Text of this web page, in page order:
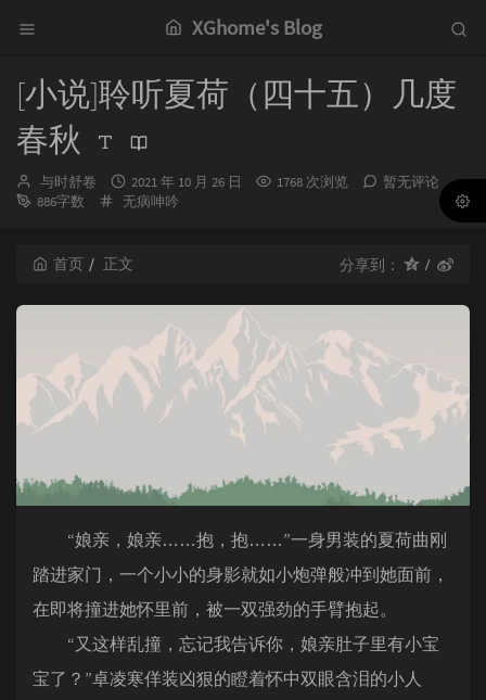
XGhome's Blog
[小说]聆听夏荷（四十五）几度
春秋
博
主：
与时舒卷
发
布
2021 年 10 月 26 日 1768 次浏览
暂无评论
886字数
分
无病呻吟
首页 正文 分享到：
“娘亲，娘亲……抱，抱……”一身男装的夏荷曲刚
踏进家门，一个小小的身影就如小炮弹般冲到她面前，
在即将撞进她怀里前，被一双强劲的手臂抱起。
“又这样乱撞，忘记我告诉你，娘亲肚子里有小宝
宝了？”卓凌寒佯装凶狠的瞪着怀中双眼含泪的小人